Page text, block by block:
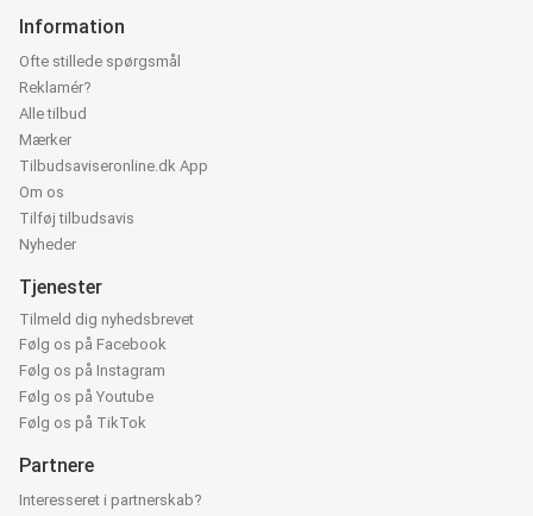
Information
Ofte stillede spørgsmål
Reklamér?
Alle tilbud
Mærker
Tilbudsaviseronline.dk App
Om os
Tilføj tilbudsavis
Nyheder
Tjenester
Tilmeld dig nyhedsbrevet
Følg os på Facebook
Følg os på Instagram
Følg os på Youtube
Følg os på TikTok
Partnere
Interesseret i partnerskab?